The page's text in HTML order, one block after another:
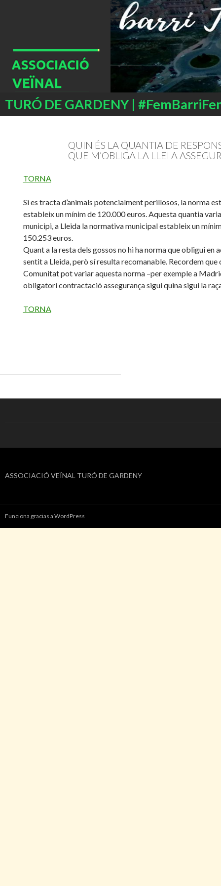
TURÓ DE GARDENY |
Buscar
QUIN ÉS LA QUANTIA DE
QUE M’OBLIGA LA LLEI A
TORNA
Si es tracta d’animals potencialment perillosos, la norma
estableix un mínim de 120.000 euros. Aquesta quantia
municipi, a Lleida la normativa municipal estableix un
150.253 euros.
Quant a la resta dels gossos no hi ha norma que obligui en
sentit a Lleida, però sí resulta recomanable. Recordem que
Comunitat pot variar aquesta norma –per exemple a
obligatori contractació assegurança sigui quina sigui la
TORNA
ASSOCIACIÓ VEÏNAL TURÓ DE GARDENY
Funciona gracias a WordPress